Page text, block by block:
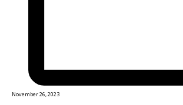
November 26, 2023